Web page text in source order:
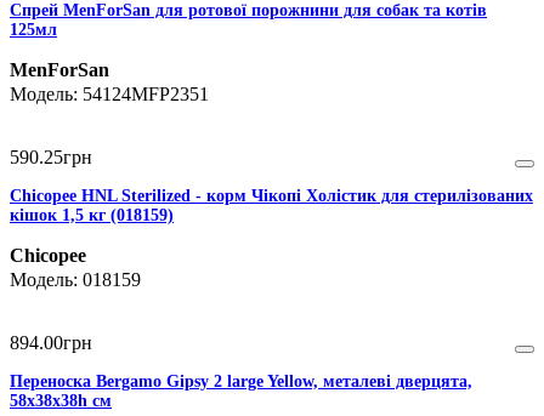
Спрей MenForSan для ротової порожнини для собак та котів
125мл
MenForSan
54124MFP2351
590.25грн
Chicopee HNL Sterilized - корм Чікопі Холістик для стерилізованих
кішок 1,5 кг (018159)
Chicopee
018159
894.00грн
Переноска Bergamo Gipsy 2 large Yellow, металеві дверцята,
58х38х38h см